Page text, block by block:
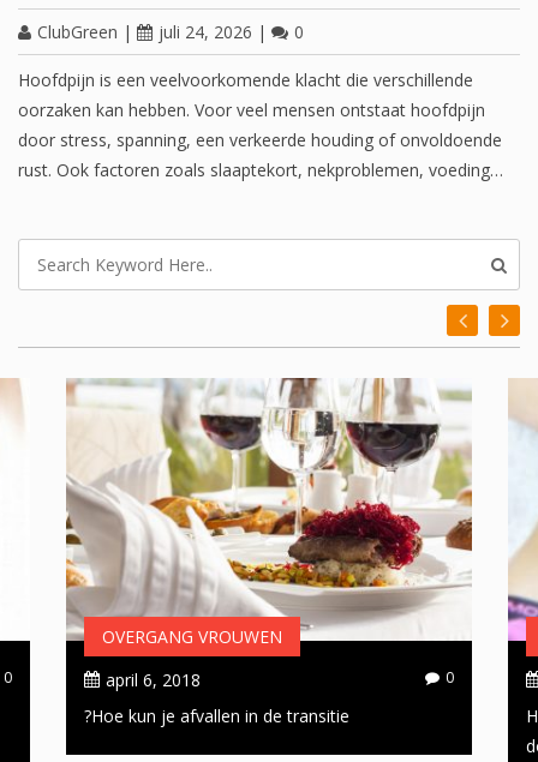
ClubGreen | juli 24, 2026 | 0
Hoofdpijn is een veelvoorkomende klacht die verschillende
oorzaken kan hebben. Voor veel mensen ontstaat hoofdpijn
door stress, spanning, een verkeerde houding of onvoldoende
rust. Ook factoren zoals slaaptekort, nekproblemen, voeding…
OVERGANG VROUWEN
april 6, 2018
0
Hoe kun je afvallen in de transitie?
0